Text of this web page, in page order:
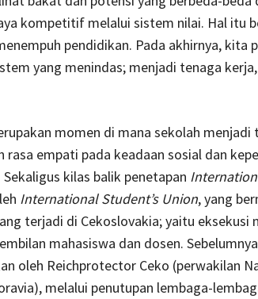
kompetitif melalui sistem nilai. Hal itu
pendidikan. Pada akhirnya, kita
yang menindas; menjadi tenaga
momen di mana sekolah menjadi
rasa empati pada keadaan sosial dan
kilas balik penetapan
International Student’s Union, yang
terjadi di Cekoslovakia; yaitu eksekusi
mahasiswa dan dosen.
oleh Reichprotector Ceko (perwakilan
melalui penutupan lembaga-